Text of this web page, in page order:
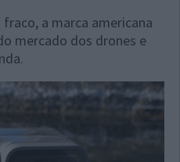
a marca americana
mercado dos drones e